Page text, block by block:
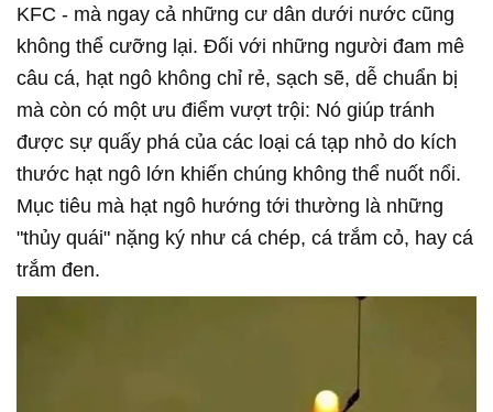
KFC - mà ngay cả những cư dân dưới nước cũng
không thể cưỡng lại. Đối với những người đam mê
câu cá, hạt ngô không chỉ rẻ, sạch sẽ, dễ chuẩn bị
mà còn có một ưu điểm vượt trội: Nó giúp tránh
được sự quấy phá của các loại cá tạp nhỏ do kích
thước hạt ngô lớn khiến chúng không thể nuốt nổi.
Mục tiêu mà hạt ngô hướng tới thường là những
"thủy quái" nặng ký như cá chép, cá trắm cỏ, hay cá
trắm đen.